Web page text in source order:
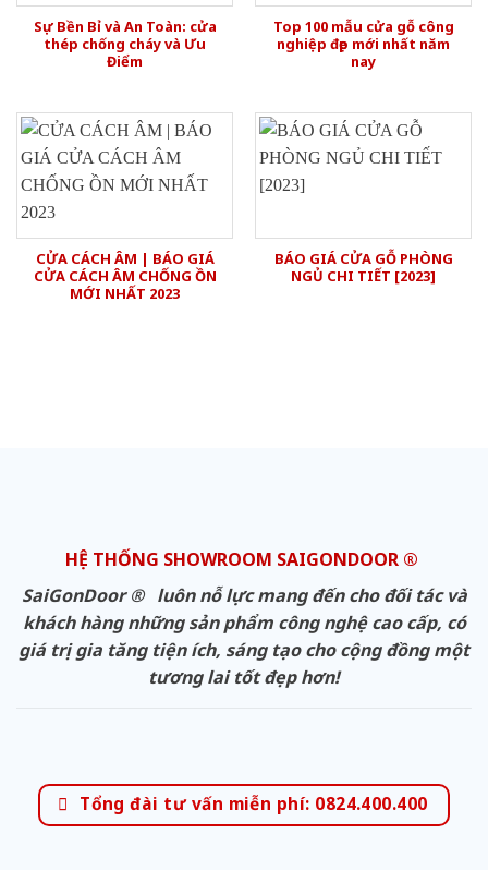
Sự Bền Bỉ và An Toàn: cửa
thép chống cháy và Ưu
Điểm
Top 100 mẫu cửa gỗ công
nghiệp đẹp mới nhất năm
nay
CỬA CÁCH ÂM | BÁO GIÁ
CỬA CÁCH ÂM CHỐNG ỒN
MỚI NHẤT 2023
BÁO GIÁ CỬA GỖ PHÒNG
NGỦ CHI TIẾT [2023]
HỆ THỐNG SHOWROOM SAIGONDOOR ®
SaiGonDoor ® luôn nỗ lực mang đến cho đối tác và
khách hàng những sản phẩm công nghệ cao cấp, có
giá trị gia tăng tiện ích, sáng tạo cho cộng đồng một
tương lai tốt đẹp hơn!
Tổng đài tư vấn miễn phí: 0824.400.400